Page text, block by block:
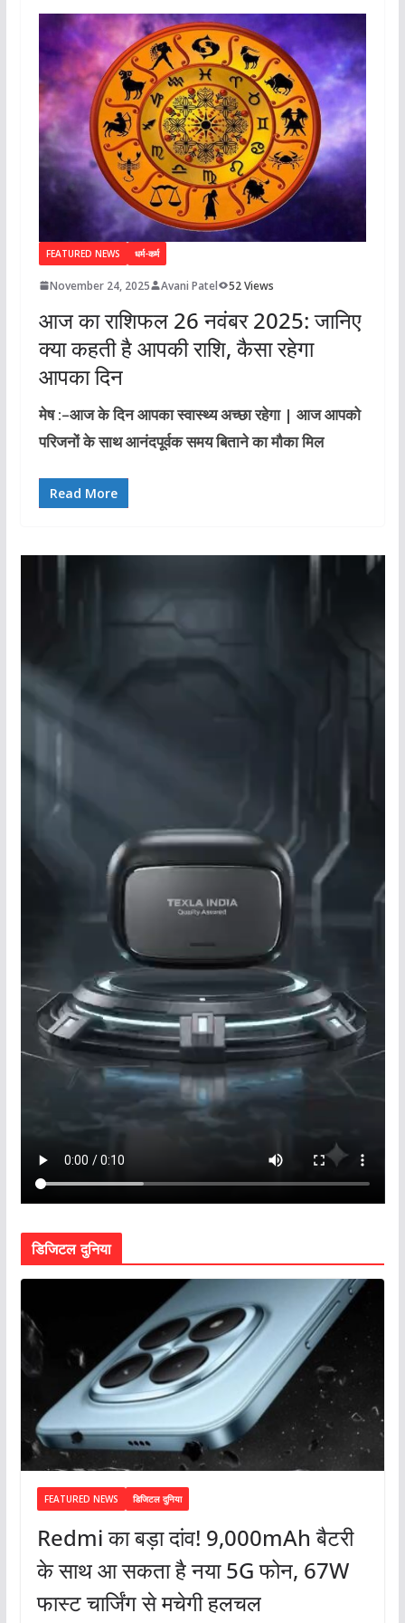
FEATURED NEWS धर्म-कर्म
November 24, 2025 Avani Patel 52 Views
आज का राशिफल 26 नवंबर 2025: जानिए
क्या कहती है आपकी राशि, कैसा रहेगा
आपका दिन
मेष :–आज के दिन आपका स्वास्थ्य अच्छा रहेगा | आज आपको
परिजनों के साथ आनंदपूर्वक समय बिताने का मौका मिल
Read More
डिजिटल दुनिया
FEATURED NEWS डिजिटल दुनिया
Redmi का बड़ा दांव! 9,000mAh बैटरी
के साथ आ सकता है नया 5G फोन, 67W
फास्ट चार्जिंग से मचेगी हलचल